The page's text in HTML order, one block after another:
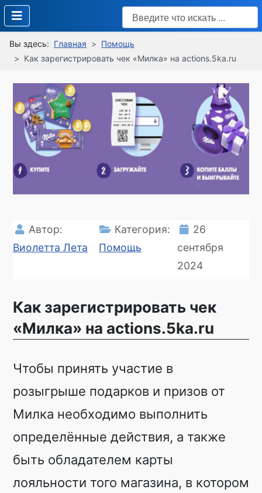
Поиск
Type 2 or more
Вы здесь: Главная
Помощь
Как зарегистрировать чек «Милка» на actions.5ka.ru
Автор:
Виолетта Лета
Категория:
Помощь
26
сентября
2024
Как зарегистрировать чек
«Милка» на actions.5ka.ru
Чтобы принять участие в
розыгрыше подарков и призов от
Милка необходимо выполнить
определённые действия, а также
быть обладателем карты
лояльности того магазина, в котором